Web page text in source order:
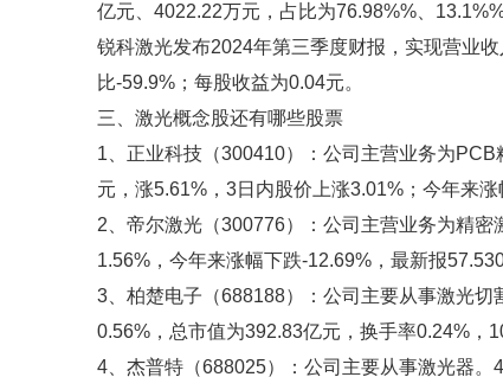
亿元、4022.22万元，占比为76.98%%、13.1%%
锐科激光发布2024年第三季度财报，实现营业
比-59.9%；每股收益为0.04元。
三、激光概念股还有哪些股票
1、正业科技（300410）：公司主营业务为
元，涨5.61%，3日内股价上涨3.01%；今年来涨
2、帝尔激光（300776）：公司主营业务为精
1.56%，今年来涨幅下跌-12.69%，最新报
3、柏楚电子（688188）：公司主要从事激光
0.56%，总市值为392.83亿元，换手率0.24%，
4、杰普特（688025）：公司主要从事激光器